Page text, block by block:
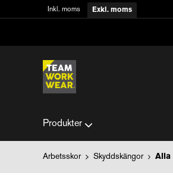
Inkl. moms Exkl. moms
Produkter
Arbetsskor Skyddskängor Alla